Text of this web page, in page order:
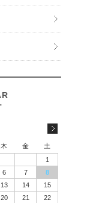
木 金
土
1
6 7
8
13 14
15
20 21
22